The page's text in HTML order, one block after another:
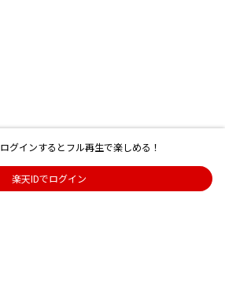
ログインするとフル再生で楽しめる！
楽天IDでログイン